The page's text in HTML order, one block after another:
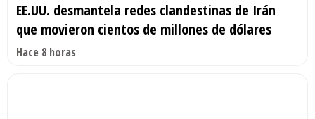
EE.UU. desmantela redes clandestinas de Irán
que movieron cientos de millones de dólares
Hace 8 horas